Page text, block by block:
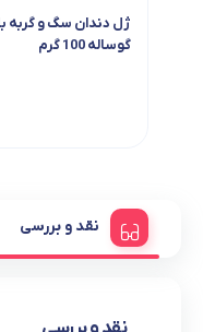
ژل دندان سگ و گربه
گوساله 100 گرم
نقد و بررسی